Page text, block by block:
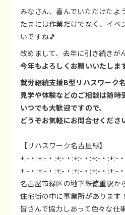
みなさん、喜んでいただけたよ
たまには作業だけでなく、イベ
いですね🎵
改めまして、去年に引き続きが
今年もよろしくお願いいたしま
就労継続支援B型リハスワーク
見学や体験などのご相談は随時
いつでも大歓迎ですので、
どうぞお気軽にお問合せくださ
【リハスワーク名古屋緑】
+:-・:+:-・:+:-・:+:-・:+:-・:+:-
+:-・:+:-・:+:-・:+:-・:+:-・:+:-
名古屋市緑区の地下鉄徳重駅か
住宅街の中に事業所があります
皆さんで協力しあって色々な仕